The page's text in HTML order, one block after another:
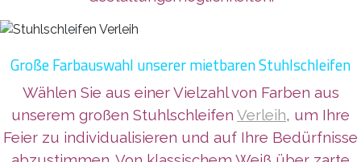
Große Farbauswahl unserer mietbaren Stuhlschleifen
Wählen Sie aus einer Vielzahl von Farben aus
unserem großen Stuhlschleifen Verleih, um Ihre
Feier zu individualisieren und auf Ihre Bedürfnisse